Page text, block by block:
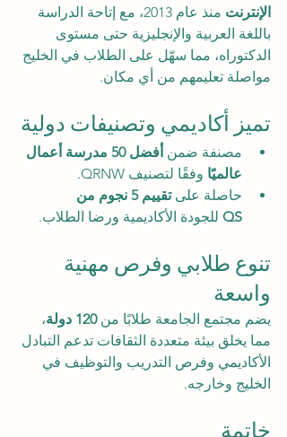
الإنترنت
منذ عام 2013، مع إتاحة الدراسة
باللغة العربية والإنجليزية حتى مستوى
الدكتوراه، مما سهّل على الطلاب في الخليج
مواصلة تعليمهم من أي مكان.
تميز أكاديمي وتصنيفات دولية
مصنفة ضمن
أفضل 50 مدرسة أعمال
عالميًا وفقًا لتصنيف QRNW.
حاصلة على
تقييم 5 نجوم من
QS للجودة الأكاديمية ورضا الطلاب.
تنوع طلابي وفرص مهنية
واسعة
يضم مجتمع الجامعة طلابًا من 120 دولة
،
مما يخلق بيئة متعددة الثقافات تدعم التبادل
الأكاديمي وفرص التدريب والتوظيف في
الخليج وخارجه.
خاتمة